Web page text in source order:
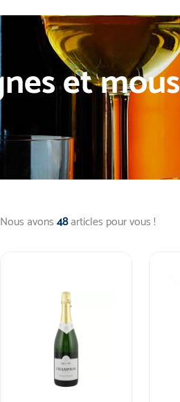
et
Nous avons48articles pour vous !